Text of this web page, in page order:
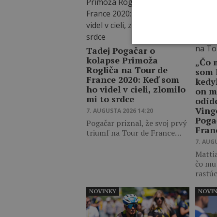
Tadej Pogačar o
kolapse Primoža
Rogliča na Tour de
France 2020: Keď som
ho videl v cieli, zlomilo
mi to srdce
7. AUGUSTA 2026 14:20
Pogačar priznal, že svoj prvý
triumf na Tour de France…
„Čo
som
on
7.
čo
NOVINKY